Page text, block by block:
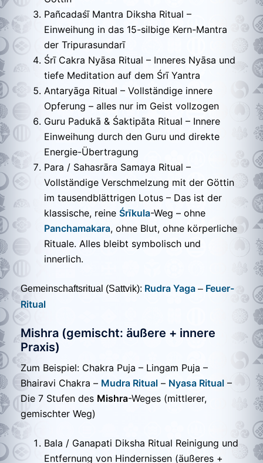
Pañcadaśī Mantra Diksha Ritual –
Einweihung in das 15-silbige Kern-Mantra
der Tripurasundarī
Śrī Cakra Nyāsa Ritual – Inneres Nyāsa und
tiefe Meditation auf dem Śrī Yantra
Antaryāga Ritual – Vollständige innere
Opferung – alles nur im Geist vollzogen
Guru Padukā & Śaktipāta Ritual – Innere
Einweihung durch den Guru und direkte
Energie-Übertragung
Para / Sahasrāra Samaya Ritual –
Vollständige Verschmelzung mit der Göttin
im tausendblättrigen Lotus – Das ist der
klassische, reine Śrīkula-Weg – ohne
Panchamakara, ohne Blut, ohne körperliche
Rituale. Alles bleibt symbolisch und
innerlich.
Gemeinschaftsritual (Sattvik): Rudra Yaga – Feuer-
Ritual
Mishra (gemischt: äußere + innere
Praxis)
Zum Beispiel: Chakra Puja – Lingam Puja –
Bhairavi Chakra – Mudra Ritual – Nyasa Ritual –
Die 7 Stufen des Mishra-Weges (mittlerer,
gemischter Weg)
Bala / Ganapati Diksha Ritual Reinigung und
Entfernung von Hindernissen (äußeres +